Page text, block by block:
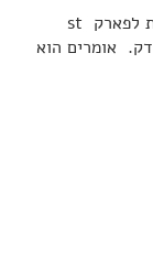
אפשרות אחרת ללכת לפארק st
james park  כ 12 דק.  אומרים הוא